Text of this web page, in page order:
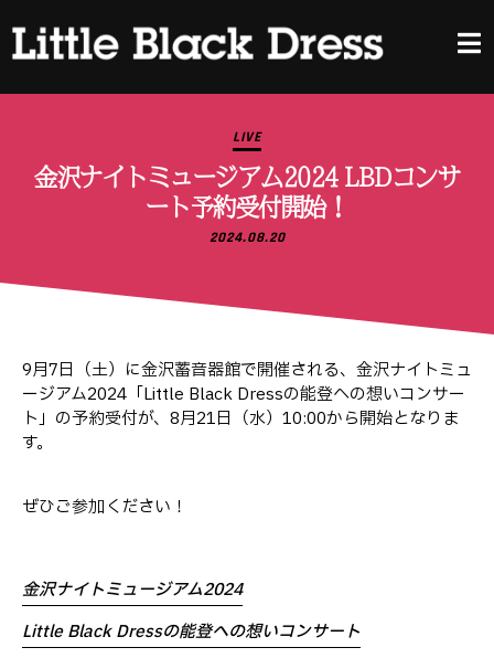
LIVE
金沢ナイトミュージアム2024 LBDコンサ
ート予約受付開始！
2024.08.20
9月7日（土）に金沢蓄音器館で開催される、金沢ナイトミュ
ージアム2024「Little Black Dressの能登への想いコンサー
ト」の予約受付が、8月21日（水）10:00から開始となりま
す。
ぜひご参加ください！
金沢ナイトミュージアム2024
Little Black Dressの能登への想いコンサート